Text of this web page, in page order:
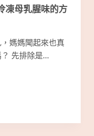
凍母乳腥味的方
媽媽聞起來也真
先排除是…